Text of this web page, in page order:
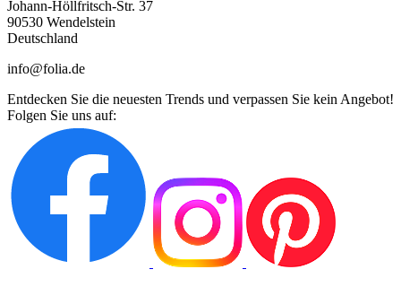
Johann-Höllfritsch-Str. 37
90530 Wendelstein
Deutschland
info@folia.de
Entdecken Sie die neuesten Trends und verpassen Sie kein Angebot!
Folgen Sie uns auf: